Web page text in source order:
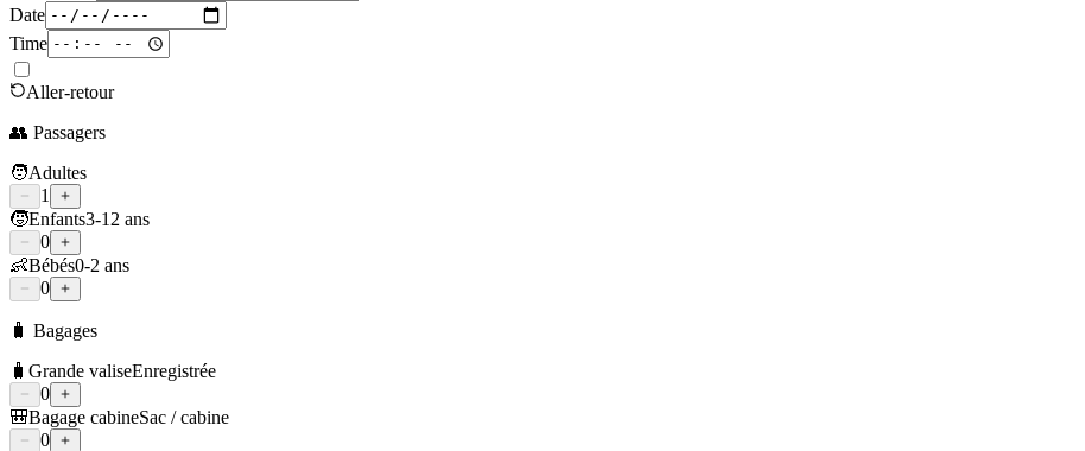
Date
Time
Aller-retour
👥 Passagers
🧑Adultes
1
🧒Enfants3-12 ans
0
👶Bébés0-2 ans
0
🧳 Bagages
🧳 Grande valiseEnregistrée
0
🎒Bagage cabineSac / cabine
0